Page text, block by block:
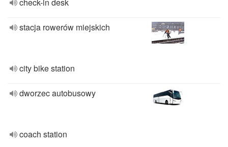
stacja rowerów miejskich
city bike station
dworzec autobusowy
coach station